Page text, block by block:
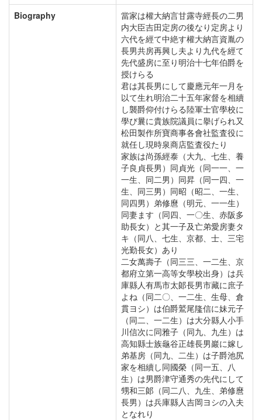
Biography
當家は權大納言甘露寺經長の二男
内大臣吉田定房の後なり定房より
六代を經て中絶す權大納言資胤の
長男共房再興し夫より九代を經て
先代盛房に至り明治十七年伯爵を
授けらる
君は其長男にして慶應元年一月を
以て生れ明治二十五年家督を相續
し襲爵仰付けらる陸軍士官學校に
學び曩に貴族院議員に擧げられ又
松田製作所寶商事各會社監査役に
就任し現時泉商店監査役たり
家族は尚孫經泰（大九、七生、養
子良貞長男）同貞光（同一一、一
一生、同二男）同昇（同一四、一
生、同三男）同昭（昭二、一生、
同四男）弟修麿（明元、一一生）
同妻ます（同四、一〇生、赤阪多
助長女）と其一子及亡弟愛房妻タ
キ（同八、七生、京都、士、三宅
光勤長女）あり
二女萬壽子（同三三、一二生、京
都府立第一高等女學校出身）は兵
庫縣人有馬市太郞長男市藏に庶子
よね（同二〇、一二生、生母、倉
貫ヨシ）は伯爵鷲尾隆信に妹元子
（同二、一二生）は大分縣人小手
川信次に同雅子（同九、九生）は
高知縣士族龜谷正雄長男巖に嫁し
弟基房（同九、二生）は子爵池尻
家を相續し同國榮（同一五、八
生）は男爵津守通秀の先代にして
甥和三郞（同二八、九生、弟修麿
長男）は兵庫縣人吉岡ヨシの入夫
となれり